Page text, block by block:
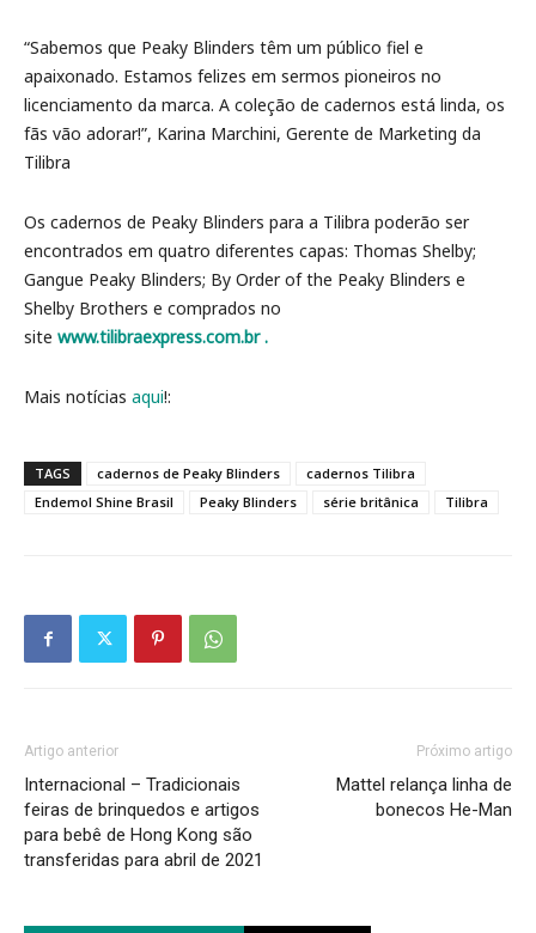
“Sabemos que Peaky Blinders têm um público fiel e
apaixonado. Estamos felizes em sermos pioneiros no
licenciamento da marca. A coleção de cadernos está linda, os
fãs vão adorar!”, Karina Marchini, Gerente de Marketing da
Tilibra
Os cadernos de Peaky Blinders para a Tilibra poderão ser
encontrados em quatro diferentes capas: Thomas Shelby;
Gangue Peaky Blinders; By Order of the Peaky Blinders e
Shelby Brothers e comprados no
site www.tilibraexpress.com.br .
Mais notícias aqui!:
TAGS cadernos de Peaky Blinders
cadernos Tilibra
Endemol Shine Brasil
Peaky Blinders série britânica Tilibra
Artigo anterior
Internacional – Tradicionais
feiras de brinquedos e artigos
para bebê de Hong Kong são
transferidas para abril de 2021
Próximo artigo
Mattel relança linha de
bonecos He-Man